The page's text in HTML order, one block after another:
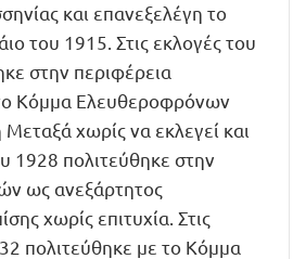
και επανεξελέγη το
του 1915. Στις εκλογές του
στην περιφέρεια
Κόμμα Ελευθεροφρόνων
χωρίς να εκλεγεί και
1928 πολιτεύθηκε στην
ως ανεξάρτητος
χωρίς επιτυχία. Στις
πολιτεύθηκε με το Κόμμα